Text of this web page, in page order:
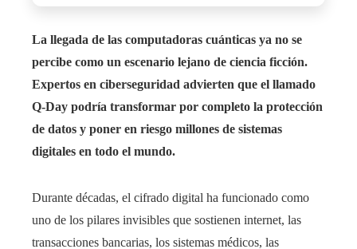
La llegada de las computadoras cuánticas ya no se
percibe como un escenario lejano de ciencia ficción.
Expertos en ciberseguridad advierten que el llamado
Q-Day podría transformar por completo la protección
de datos y poner en riesgo millones de sistemas
digitales en todo el mundo.
Durante décadas, el cifrado digital ha funcionado como
uno de los pilares invisibles que sostienen internet, las
transacciones bancarias, los sistemas médicos, las